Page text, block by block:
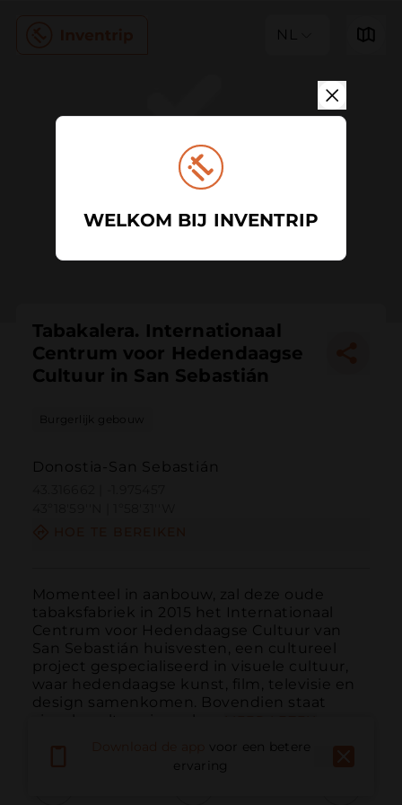
NL
Tabakalera. Internationaal
Centrum voor Hedendaagse
Cultuur in San Sebastián
Burgerlijk gebouw
Donostia-San Sebastián
Momenteel in aanbouw, zal deze oude
tabaksfabriek in 2015 het Internationaal
Centrum voor Hedendaagse Cultuur van
San Sebastián huisvesten, een cultureel
project gespecialiseerd in visuele cultuur,
waar hedendaagse kunst, film, televisie en
design samenkomen. Bovendien staat
visuele cultuur in verba...
voor een betere
ervaring
WELKOM BIJ INVENTRIP